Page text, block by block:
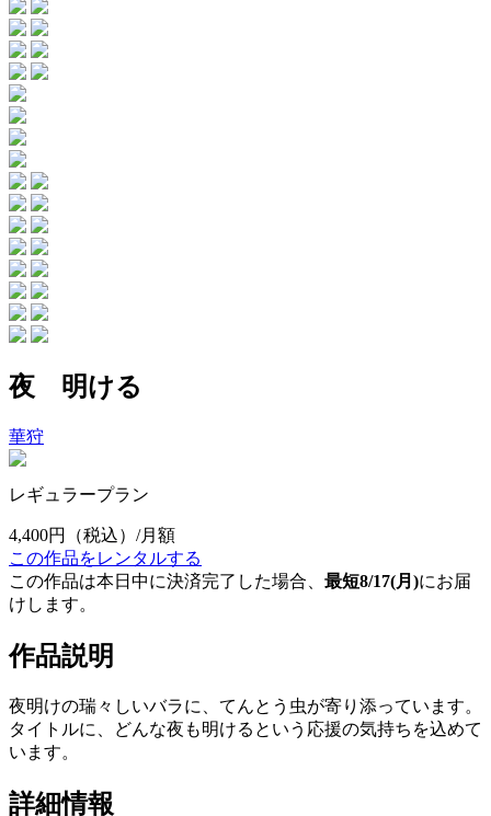
夜 明ける
華狩
レギュラープラン
4,400円
（税込）/月額
この作品をレンタルする
この作品は本日中に決済完了した場合、 最短8/17(月)にお届
けします。
作品説明
夜明けの瑞々しいバラに、てんとう虫が寄り添っています。
タイトルに、どんな夜も明けるという応援の気持ちを込めて
います。
詳細情報